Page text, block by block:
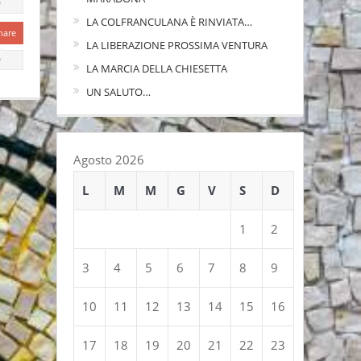
LA COLFRANCULANA È RINVIATA…
LA LIBERAZIONE PROSSIMA VENTURA
LA MARCIA DELLA CHIESETTA
UN SALUTO…
Agosto 2026
L
M M G V S D
1 2
3 4 5 6 7 8 9
10 11 12 13 14 15 16
17 18 19 20 21 22 23